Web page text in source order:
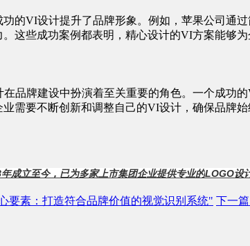
功的VI设计提升了品牌形象。例如，苹果公司通
这些成功案例都表明，精心设计的VI方案能够为
在品牌建设中扮演着至关重要的角色。一个成功
需要不断创新和调整自己的VI设计，确保品牌
成立至今，已为多家上市集团企业提供专业的LOGO设
要素：打造符合品牌价值的视觉识别系统" 下一篇